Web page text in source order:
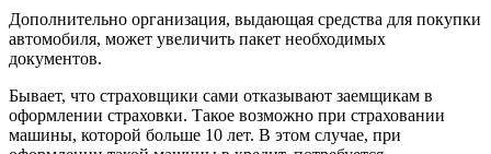
Дополнительно организация, выдающая средства для покупки
автомобиля, может увеличить пакет необходимых
документов.
Бывает, что страховщики сами отказывают заемщикам в
оформлении страховки. Такое возможно при страховании
машины, которой больше 10 лет. В этом случае, при